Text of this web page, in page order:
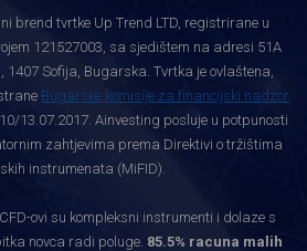
brend tvrtke Up Trend LTD, registrirane u
121527003, sa sjedištem na adresi 51A
1407 Sofija, Bugarska. Tvrtka je ovlaštena,
Bugarske komisije za financijski nadzor
13.07.2017. Ainvesting posluje u potpunosti
zahtjevima prema Direktivi o tržištima
instrumenata (MiFID).
ovi su kompleksni instrumenti i dolaze s
novca radi poluge. 85.5% racuna malih